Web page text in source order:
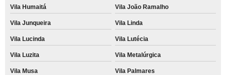
Vila Humaitá Vila João Ramalho
Vila Junqueira Vila Linda
Vila Lucinda Vila Lutécia
Vila Luzita Vila Metalúrgica
Vila Musa Vila Palmares